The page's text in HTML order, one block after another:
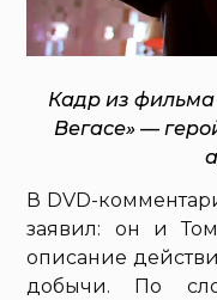
Кадр из фильма
Вегасе» —
В DVD-
заявил: он и
описание
добычи. По